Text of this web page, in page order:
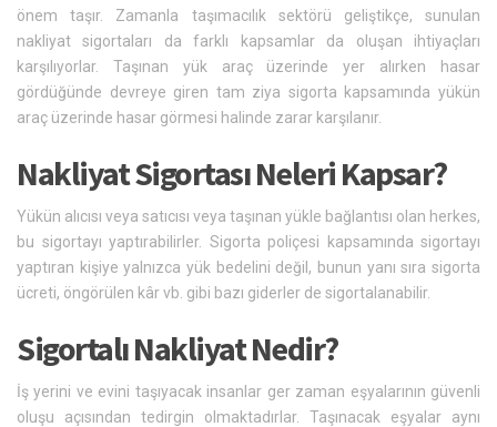
önem taşır. Zamanla taşımacılık sektörü geliştikçe, sunulan
nakliyat sigortaları da farklı kapsamlar da oluşan ihtiyaçları
karşılıyorlar. Taşınan yük araç üzerinde yer alırken hasar
gördüğünde devreye giren tam ziya sigorta kapsamında yükün
araç üzerinde hasar görmesi halinde zarar karşılanır.
Nakliyat Sigortası Neleri Kapsar?
Yükün alıcısı veya satıcısı veya taşınan yükle bağlantısı olan herkes,
bu sigortayı yaptırabilirler. Sigorta poliçesi kapsamında sigortayı
yaptıran kişiye yalnızca yük bedelini değil, bunun yanı sıra sigorta
ücreti, öngörülen kâr vb. gibi bazı giderler de sigortalanabilir.
Sigortalı Nakliyat Nedir?
İş yerini ve evini taşıyacak insanlar ger zaman eşyalarının güvenli
oluşu açısından tedirgin olmaktadırlar. Taşınacak eşyalar aynı